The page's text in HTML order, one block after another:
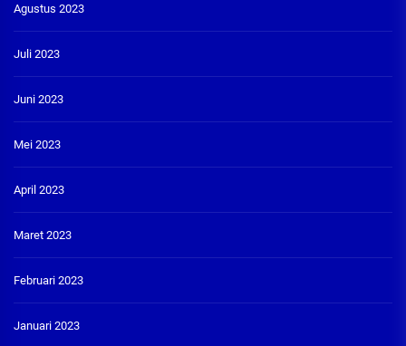
Agustus 2023
Juli 2023
Juni 2023
Mei 2023
April 2023
Maret 2023
Februari 2023
Januari 2023